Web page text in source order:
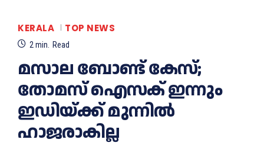
KERALA TOP NEWS
2 min. Read
മസാല ബോണ്ട് കേസ്;
തോമസ് ഐസക് ഇന്നും
ഇഡിയ്ക്ക് മുന്നില്‍
ഹാജരാകില്ല